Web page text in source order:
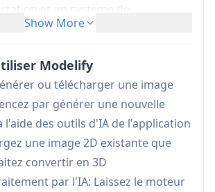
et un système de
pour la gestion des
2D vers 3D alimentée par l'IA:
automatiquement les images 2D
3D détaillés grâce à une
d'IA avancée
3D intuitive:Visionneuse
permet aux utilisateurs d'explorer
des modèles 3D sous tous les
Show More
Modelify
ou télécharger une image
par générer une nouvelle
l'aide des outils d'IA de l'application
une image 2D existante que
convertir en 3D
par l'IA: Laissez le moteur